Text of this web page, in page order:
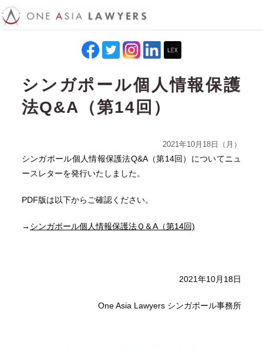
シンガポール個人情報保護
法Q&A（第14回）
2021年10月18日（月）
シンガポール個人情報保護法Q&A（第14回）についてニュ
ースレターを発行いたしました。
PDF版は以下からご確認ください。
→ シンガポール個人情報保護法Ｑ＆A（第14回)
2021年10月18日
One Asia Lawyers シンガポール事務所